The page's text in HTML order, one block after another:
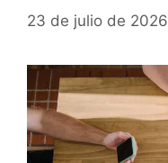
23 de julio de 2026